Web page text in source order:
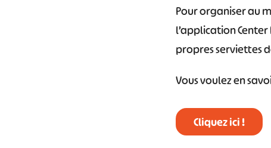
Pour organiser au
l’application
propres serviettes
Vous voulez en
Cliquez ici !